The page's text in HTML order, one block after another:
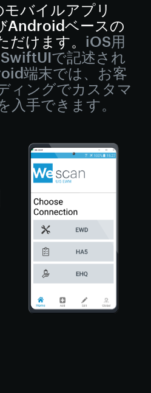
バイルアプリ
Androidベースの
だけます。 iOS用
で記述され
端末では、お客
ィングでカスタマ
入手できます。